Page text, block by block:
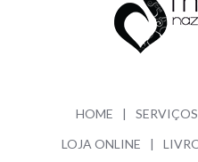
HOME SERVIÇOS
LOJA ONLINE